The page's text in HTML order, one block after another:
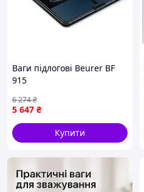
Ваги підлогові Beurer BF
915
5 647 ₴
6 274₴
Купити